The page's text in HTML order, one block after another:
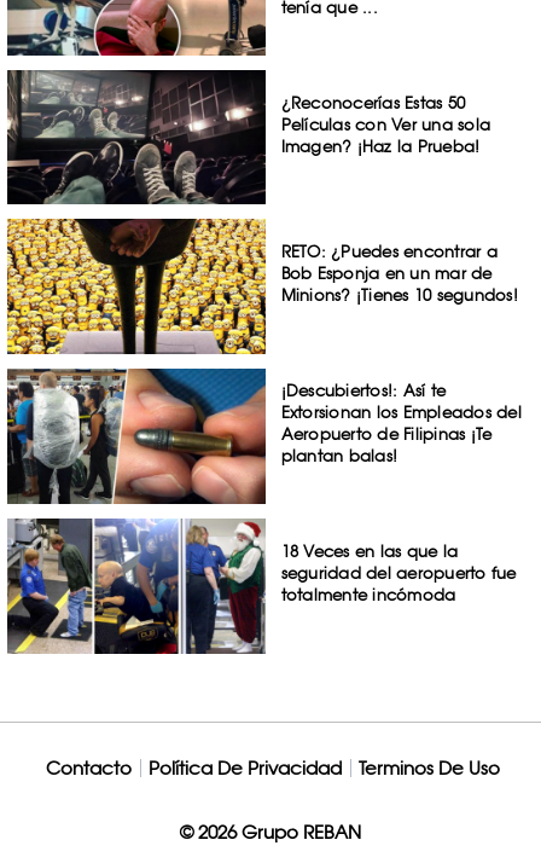
tenía que ...
¿Reconocerías Estas 50
Películas con Ver una sola
Imagen? ¡Haz la Prueba!
RETO: ¿Puedes encontrar a
Bob Esponja en un mar de
Minions? ¡Tienes 10 segundos!
¡Descubiertos!: Así te
Extorsionan los Empleados del
Aeropuerto de Filipinas ¡Te
plantan balas!
18 Veces en las que la
seguridad del aeropuerto fue
totalmente incómoda
Contacto Política De Privacidad Terminos De Uso
© 2026 Grupo REBAN